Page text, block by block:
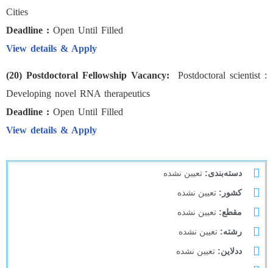
Cities
Deadline : Open Until Filled
View details & Apply
(20) Postdoctoral Fellowship Vacancy: Postdoctoral scientist :
Developing novel RNA therapeutics
Deadline : Open Until Filled
View details & Apply
دسته‌بندی: تعیین نشده
کشور: تعیین نشده
مقطع: تعیین نشده
رشته: تعیین نشده
ددلاین: تعیین نشده